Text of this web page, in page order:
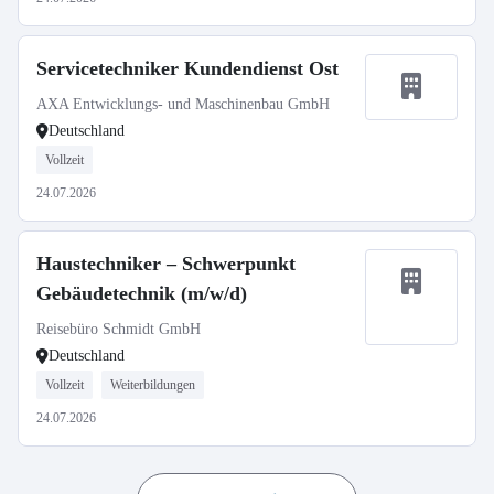
Servicetechniker Kundendienst Ost
AXA Entwicklungs- und Maschinenbau GmbH
Deutschland
Vollzeit
24.07.2026
Haustechniker – Schwerpunkt
Gebäudetechnik (m/w/d)
Reisebüro Schmidt GmbH
Deutschland
Vollzeit Weiterbildungen
24.07.2026